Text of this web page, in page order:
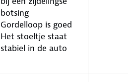
botsing
Gordelloop is goed
Het stoeltje staat
stabiel in de auto